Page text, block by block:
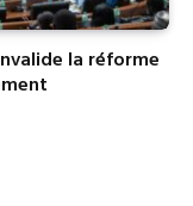
la réforme